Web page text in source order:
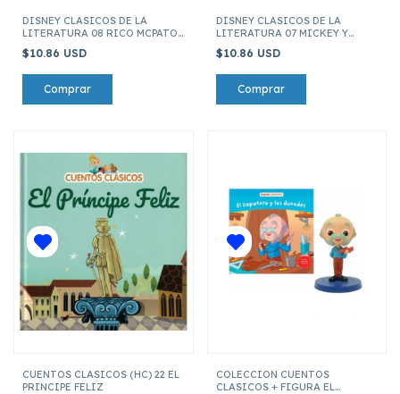
DISNEY CLASICOS DE LA
LITERATURA 08 RICO MCPATO
$10.86 USD
DISNEY CLASICOS DE LA
LITERATURA 07 MICKEY Y
$10.86 USD
CUENTOS CLASICOS (HC) 22 EL
PRINCIPE FELIZ
COLECCION CUENTOS
CLASICOS + FIGURA EL